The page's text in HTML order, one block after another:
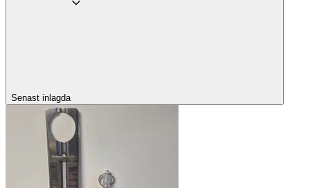
Senast inlagda